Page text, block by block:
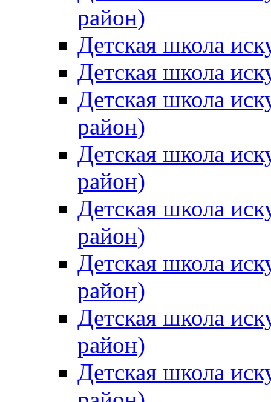
район)
Детская школа
Детская школа
Детская школа
район)
Детская школа
район)
Детская школа
район)
Детская школа
район)
Детская школа
район)
Детская школа